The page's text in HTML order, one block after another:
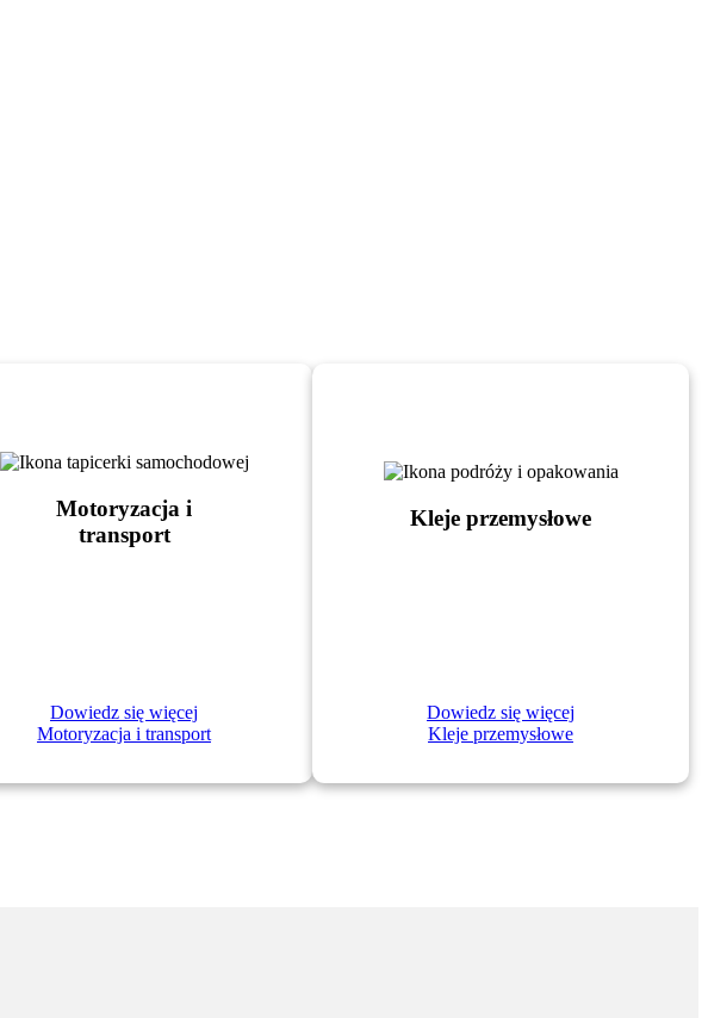
Motoryzacja i
transport
Dowiedz się więcej
Motoryzacja i transport
Kleje przemysłowe
Dowiedz się więcej
Kleje przemysłowe